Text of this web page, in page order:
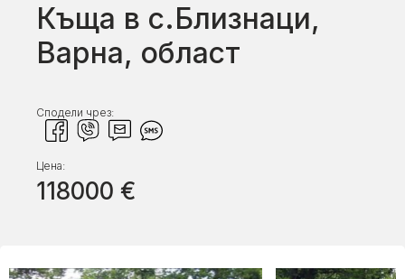
Къща в с.Близнаци,
Варна, област
Сподели чрез:
Цена:
118000 €